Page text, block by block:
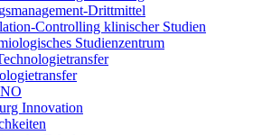
Drittmittel
Controlling klinischer Studien
Studienzentrum
Innovation